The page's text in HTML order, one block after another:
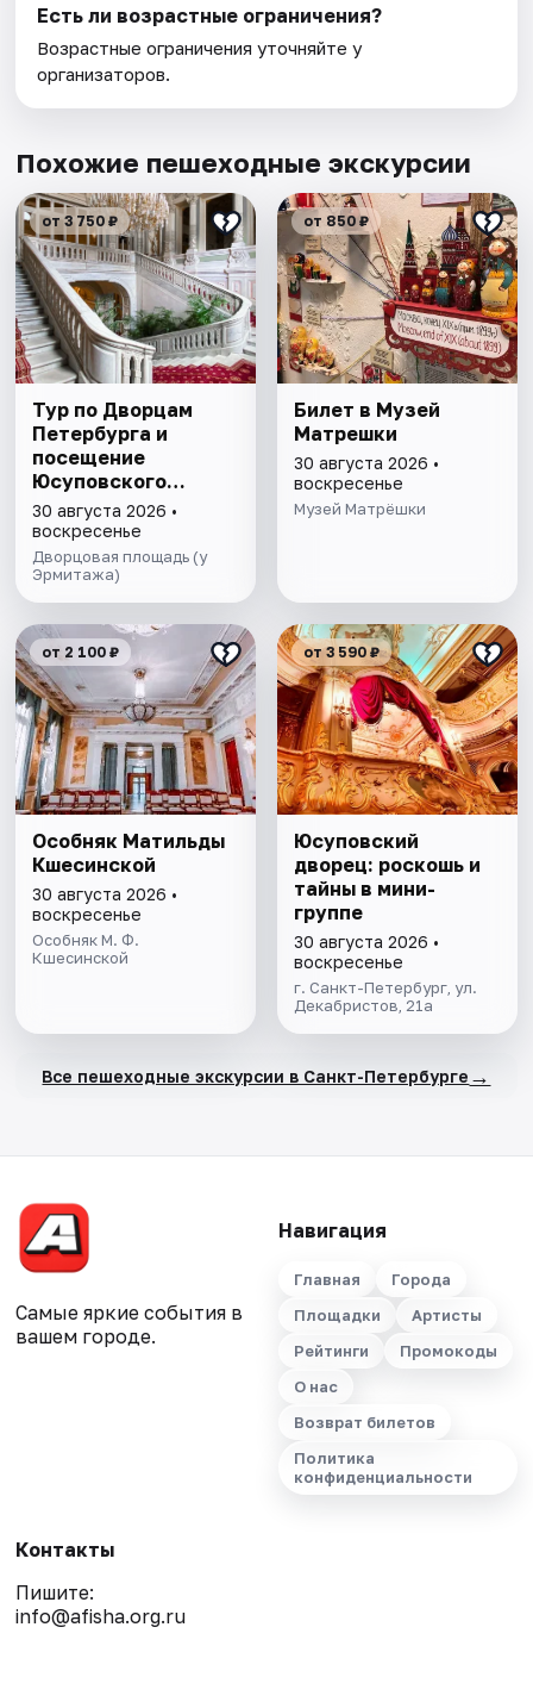
Есть ли возрастные ограничения?
Возрастные ограничения уточняйте у
организаторов.
Похожие пешеходные экскурсии
от 3 750 ₽
Тур по Дворцам
Петербурга и
посещение
Юсуповского
дворца в мини-
группе
30 августа 2026 •
воскресенье
Дворцовая площадь (у
Эрмитажа)
от 850 ₽
Билет в Музей
Матрешки
30 августа 2026 •
воскресенье
Музей Матрёшки
от 2 100 ₽
Особняк Матильды
Кшесинской
30 августа 2026 •
воскресенье
Особняк М. Ф.
Кшесинской
от 3 590 ₽
Юсуповский
дворец: роскошь и
тайны в мини-
группе
30 августа 2026 •
воскресенье
г. Санкт-Петербург, ул.
Декабристов, 21а
Все пешеходные экскурсии в Санкт-Петербурге →
Самые яркие события в
вашем городе.
Навигация
Главная
Города
Площадки
Артисты
Рейтинги
Промокоды
О нас
Возврат билетов
Политика
конфиденциальности
Контакты
Пишите:
info@afisha.org.ru